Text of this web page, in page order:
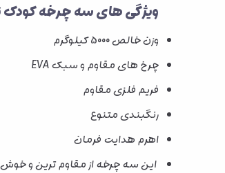
ویژگی های سه چرخه کودک
وزن خالص 5000 کیلوگرم
چرخ های مقاوم و سبک EVA
فریم فلزی مقاوم
رنگبندی متنوع
اهرم هدایت فرمان
این سه چرخه از مقاوم ترین و